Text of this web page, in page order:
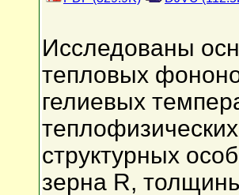
Исследованы
тепловых
гелиевых
структурных
зерна R,